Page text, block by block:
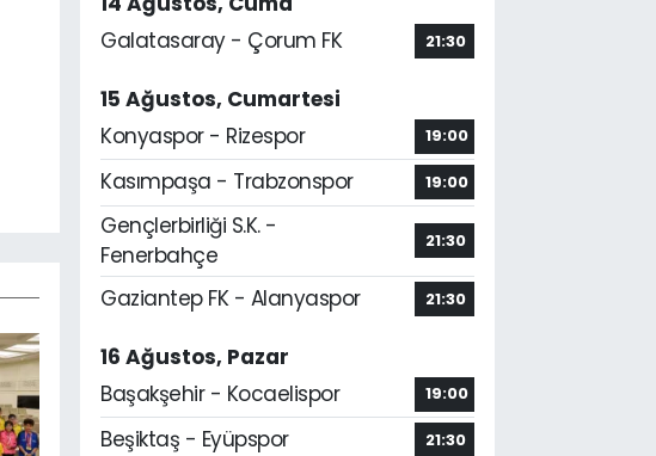
Galatasaray - Çorum FK
21:30
15 Ağustos, Cumartesi
Konyaspor - Rizespor
19:00
Kasımpaşa - Trabzonspor 19:00
Gençlerbirliği S.K. -
Fenerbahçe
21:30
Gaziantep FK - Alanyaspor 21:30
16 Ağustos, Pazar
Başakşehir - Kocaelispor
19:00
Beşiktaş - Eyüpspor 21:30